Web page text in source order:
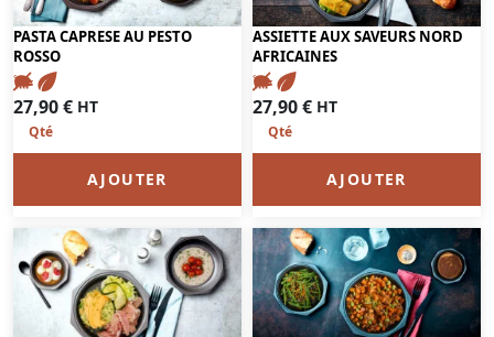
PASTA CAPRESE AU PESTO
ROSSO
27,90€ HT
AJOUTER
ASSIETTE AUX SAVEURS NORD
AFRICAINES
27,90€ HT
AJOUTER